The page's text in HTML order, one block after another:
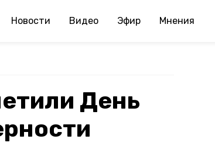
Новости Видео Эфир Мнения
День